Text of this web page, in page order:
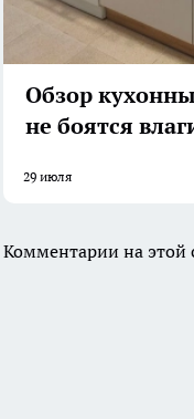
Обзор
не боятся
29 июля
Комментарии на этой